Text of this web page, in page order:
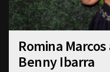
Romina
Benny Ibarra